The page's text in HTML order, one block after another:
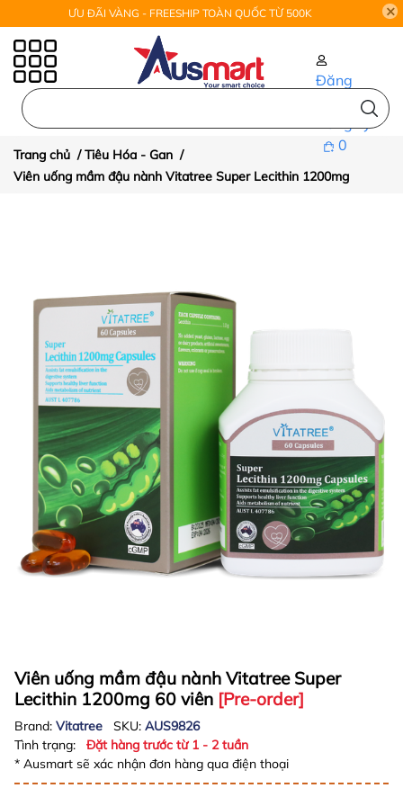
ƯU ĐÃI VÀNG - FREESHIP TOÀN QUỐC TỪ 500K
Đăng
Đăng ký
0
Trang chủ /Tiêu Hóa - Gan /
Viên uống mầm đậu nành Vitatree Super Lecithin 1200mg
Viên uống mầm đậu nành Vitatree Super
Lecithin 1200mg 60 viên [Pre-order]
Brand: Vitatree SKU: AUS9826
Tình trạng:
Đặt hàng trước từ 1 - 2 tuần
* Ausmart sẽ xác nhận đơn hàng qua điện thoại